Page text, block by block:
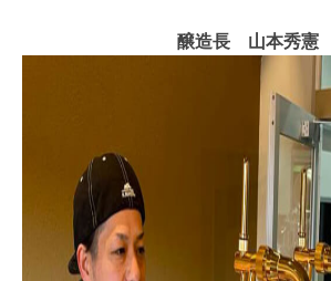
醸造長 山本秀憲